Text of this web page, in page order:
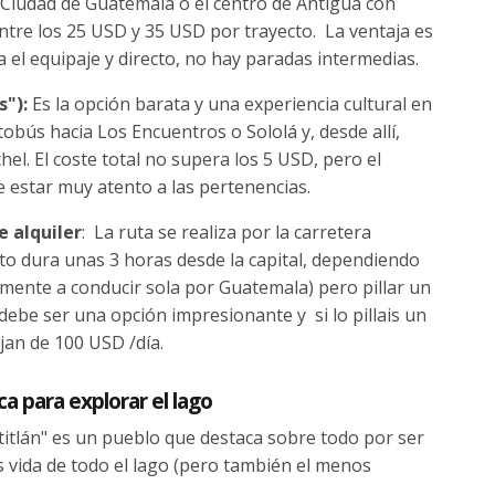
los 25 USD y 35 USD por trayecto. La ventaja es
el equipaje y directo, no hay paradas intermedias.
Es la opción barata y una experiencia cultural en
hacia Los Encuentros o Sololá y, desde allí,
El coste total no supera los 5 USD, pero el
muy atento a las pertenencias.
alquiler: La ruta se realiza por la carretera
dura unas 3 horas desde la capital, dependiendo
a conducir sola por Guatemala) pero pillar un
ser una opción impresionante y si lo pillais un
de 100 USD /día.
para explorar el lago
es un pueblo que destaca sobre todo por ser
de todo el lago (pero también el menos